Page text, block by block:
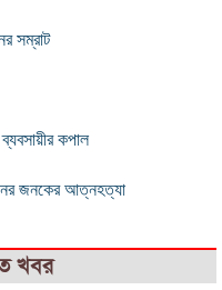
সম্রাট
কপাল
জনকের আত্নহত্যা
খবর